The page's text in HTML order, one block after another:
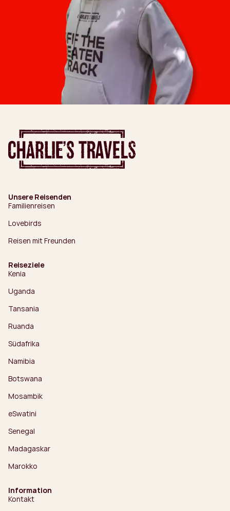
Unsere Reisenden
Familienreisen
Lovebirds
Reisen mit Freunden
Reiseziele
Kenia
Uganda
Tansania
Ruanda
Südafrika
Namibia
Botswana
Mosambik
eSwatini
Senegal
Madagaskar
Marokko
Information
Kontakt